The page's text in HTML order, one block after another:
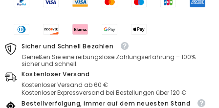
Herzkette
Hundepfoten,Geschenke
Damen
Herzkette
Hundepfoten,Geschenke
für
Damen
Sicher und Schnell Bezahlen
Genießen Sie eine reibungslose Zahlungserfahrung – 100%
sicher und schnell.
Kostenloser Versand
Kostenloser Versand ab 60 €
Kostenloser Expressversand bei Bestellungen über 120 €
Bestellverfolgung, immer auf dem neuesten Stand